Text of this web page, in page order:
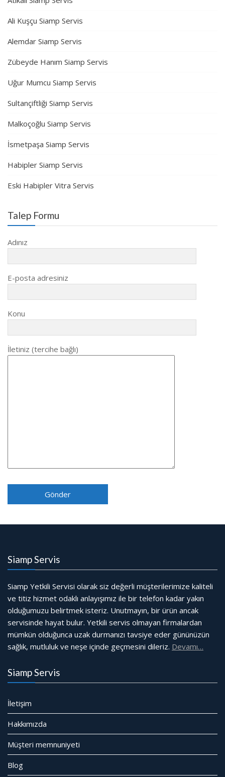
Ali Kuşçu Siamp Servis
Alemdar Siamp Servis
Zübeyde Hanım Siamp Servis
Uğur Mumcu Siamp Servis
Sultançiftliği Siamp Servis
Malkoçoğlu Siamp Servis
İsmetpaşa Siamp Servis
Habipler Siamp Servis
Eski Habipler Vitra Servis
Talep Formu
Adınız
E-posta adresiniz
Konu
İletiniz (tercihe bağlı)
Siamp Servis
Siamp Yetkili Servisi olarak siz değerli müşterilerimize kaliteli
ve titiz hizmet odaklı anlayışımız ile bir telefon kadar yakın
olduğumuzu belirtmek isteriz. Unutmayın, bir ürün ancak
servisinde hayat bulur. Yetkili servis olmayan firmalardan
mümkün olduğunca uzak durmanızı tavsiye eder gününüzün
sağlık, mutluluk ve neşe içinde geçmesini dileriz. Devamı…
Siamp Servis
İletişim
Hakkımızda
Müşteri memnuniyeti
Blog